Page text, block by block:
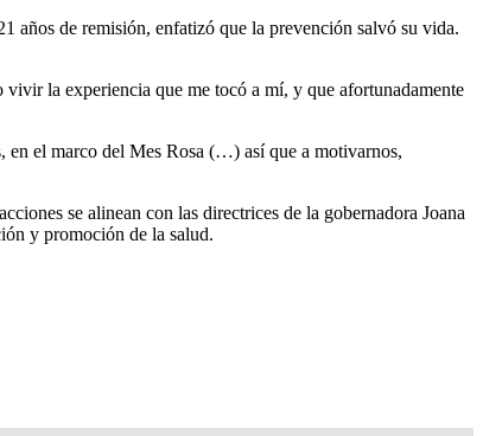
años de remisión, enfatizó que la prevención salvó su vida.
vivir la experiencia que me tocó a mí, y que afortunadamente
el marco del Mes Rosa (…) así que a motivarnos,
se alinean con las directrices de la gobernadora Joana
y promoción de la salud.